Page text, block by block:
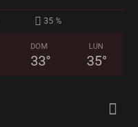
35 %
DOM
33°
LUN
35°